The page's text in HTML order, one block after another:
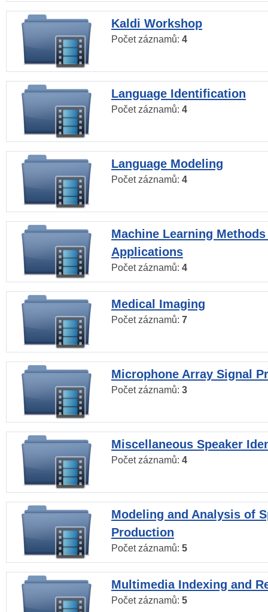
Kaldi Workshop
Počet záznamů: 4
Language Identification
Počet záznamů: 4
Language Modeling
Počet záznamů: 4
Machine Learning
Applications
Počet záznamů: 4
Medical Imaging
Počet záznamů: 7
Microphone Array Signal
Počet záznamů: 3
Miscellaneous Speaker
Počet záznamů: 4
Modeling and Analysis of
Production
Počet záznamů: 5
Multimedia Indexing and
Počet záznamů: 5